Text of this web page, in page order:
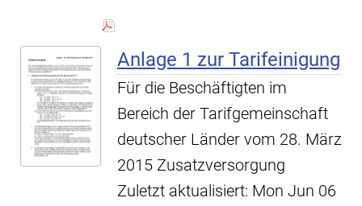
Anlage 1 zur Tarifeinigung
Für die Beschäftigten im
Bereich der Tarifgemeinschaft
deutscher Länder vom 28. März
2015 Zusatzversorgung
Zuletzt aktualisiert: Mon Jun 06